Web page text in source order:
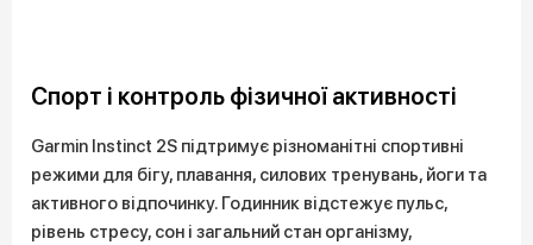
Спорт і контроль фізичної активності
Garmin Instinct 2S підтримує різноманітні спортивні
режими для бігу, плавання, силових тренувань, йоги та
активного відпочинку. Годинник відстежує пульс,
рівень стресу, сон і загальний стан організму,